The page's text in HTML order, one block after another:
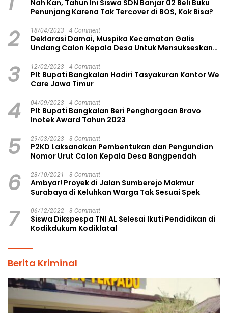
Nah Kan, Tahun Ini Siswa SDN Banjar 02 Beli Buku
Penunjang Karena Tak Tercover di BOS, Kok Bisa?
2 18/04/2023 4 Comment
Deklarasi Damai, Muspika Kecamatan Galis
Undang Calon Kepala Desa Untuk Mensukseskan
3 12/02/2023 4 Comment
Plt Bupati Bangkalan Hadiri Tasyakuran Kantor We
Care Jawa Timur
4 04/09/2023 4 Comment
Plt Bupati Bangkalan Beri Penghargaan Bravo
Inotek Award Tahun 2023
5 29/03/2023 3 Comment
P2KD Laksanakan Pembentukan dan Pengundian
Nomor Urut Calon Kepala Desa Bangpendah
6 23/10/2021 3 Comment
Ambyar! Proyek di Jalan Sumberejo Makmur
Surabaya di Keluhkan Warga Tak Sesuai Spek
7 06/12/2022 3 Comment
Siswa Dikspespa TNI AL Selesai Ikuti Pendidikan di
Kodikdukum Kodiklatal
Berita Kriminal